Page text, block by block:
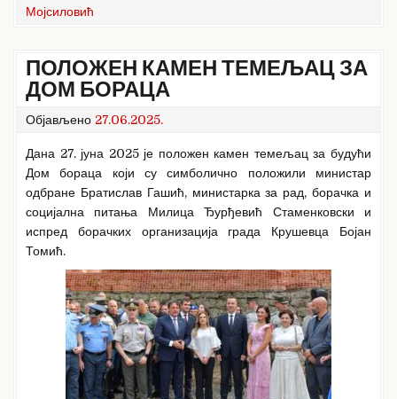
Мојсиловић
ПОЛОЖЕН КАМЕН ТЕМЕЉАЦ ЗА
ДОМ БОРАЦА
Објављено 27.06.2025.
Дана 27. јуна 2025 је положен камен темељац за будући
Дом бораца који су симболично положили министар
одбране Братислав Гашић, министарка за рад, борачка и
социјална питања Милица Ђурђевић Стаменковски и
испред борачких организација града Крушевца Бојан
Томић.